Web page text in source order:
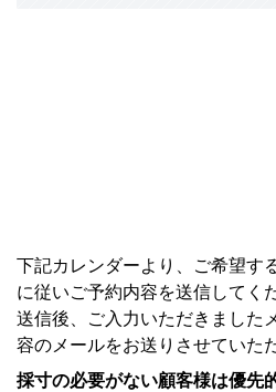
下記カレンダーより、ご希望す
に従いご予約内容を送信してく
送信後、ご入力いただきました
容のメールをお送りさせていた
採寸の必要がない顧客様は優先